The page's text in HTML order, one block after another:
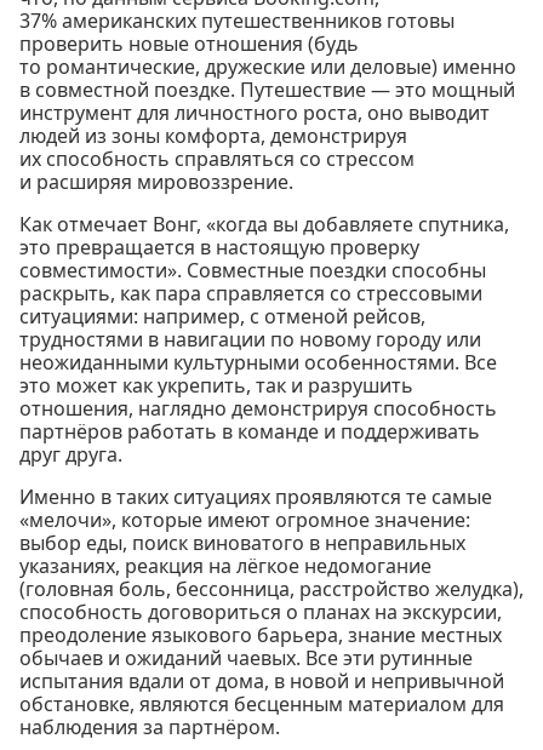
37% американских путешественников готовы
проверить новые отношения (будь
то романтические, дружеские или деловые) именно
в совместной поездке. Путешествие — это мощный
инструмент для личностного роста, оно выводит
людей из зоны комфорта, демонстрируя
их способность справляться со стрессом
и расширяя мировоззрение.
Как отмечает Вонг, «когда вы добавляете спутника,
это превращается в настоящую проверку
совместимости». Совместные поездки способны
раскрыть, как пара справляется со стрессовыми
ситуациями: например, с отменой рейсов,
трудностями в навигации по новому городу или
неожиданными культурными особенностями. Все
это может как укрепить, так и разрушить
отношения, наглядно демонстрируя способность
партнёров работать в команде и поддерживать
друг друга.
Именно в таких ситуациях проявляются те самые
«мелочи», которые имеют огромное значение:
выбор еды, поиск виноватого в неправильных
указаниях, реакция на лёгкое недомогание
(головная боль, бессонница, расстройство желудка),
способность договориться о планах на экскурсии,
преодоление языкового барьера, знание местных
обычаев и ожиданий чаевых. Все эти рутинные
испытания вдали от дома, в новой и непривычной
обстановке, являются бесценным материалом для
наблюдения за партнёром.